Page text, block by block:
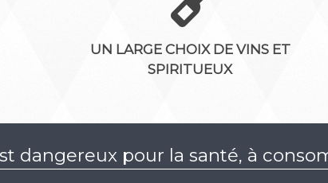
UN LARGE CHOIX DE VINS ET
SPIRITUEUX
dangereux pour la santé, à